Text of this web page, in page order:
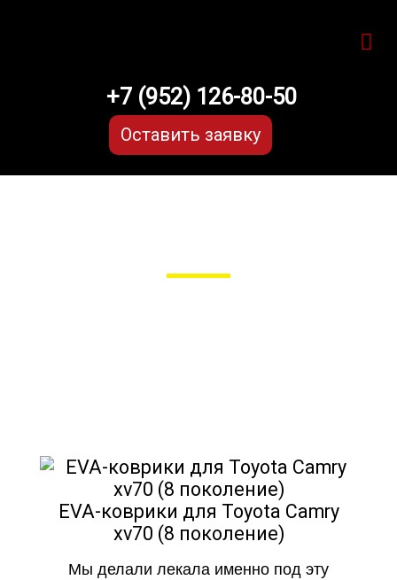
+7 (952) 126-80-50
Оставить заявку
EVA-коврики для Toyota Camry
xv70 (8 поколение)
Мы делали лекала именно под эту